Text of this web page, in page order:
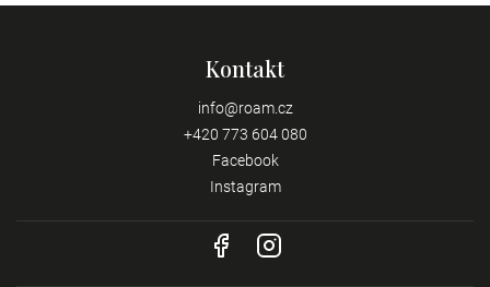
Kontakt
info@roam.cz
+420 773 604 080
Facebook
Instagram